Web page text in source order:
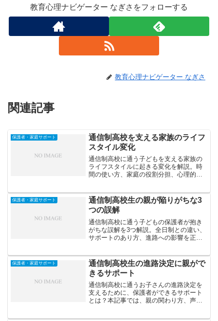
教育心理ナビゲーター なぎさをフォローする
教育心理ナビゲーター なぎさ
関連記事
保護者・家庭サポート
通信制高校を支える家族のライフ
スタイル変化
通信制高校に通う子どもを支える家族の
ライフスタイルに起きる変化を解説。時
間の使い方、家庭の役割分担、心理的サ
保護者・家庭サポート
通信制高校生の親が陥りがちな3
つの誤解
通信制高校に通う子どもの保護者が抱き
がちな誤解を3つ解説。全日制との違い、
サポートのあり方、進路への影響を正し
保護者・家庭サポート
通信制高校生の進路決定に親がで
きるサポート
通信制高校に通うお子さんの進路決定を
支えるために、保護者ができるサポート
とは？本記事では、親の関わり方、声か